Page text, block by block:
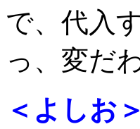
で、代入
っ、変だわ
＜よしお＞